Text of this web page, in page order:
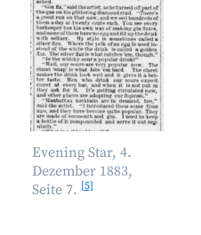
Evening Star, 4.
Dezember 1883,
Seite 7.[5]